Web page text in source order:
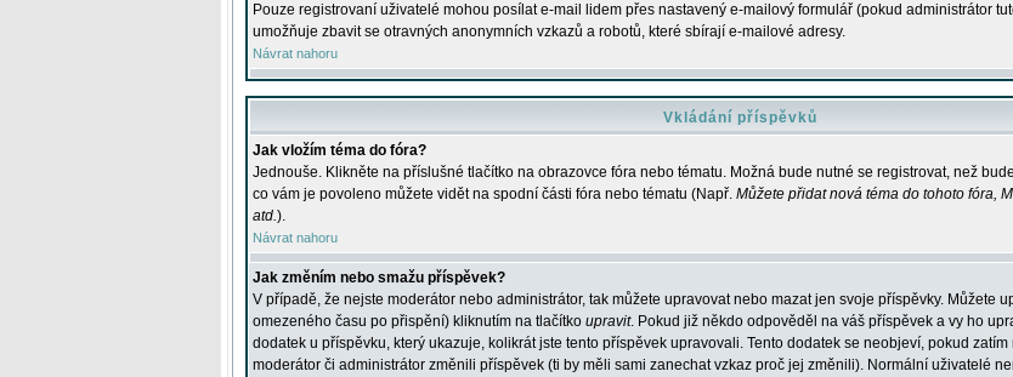
Pouze registrovaní uživatelé mohou posílat e-mail lidem přes nastavený e-mailový formulář (pokud administrátor
umožňuje zbavit se otravných anonymních vzkazů a robotů, které sbírají e-mailové adresy.
Návrat nahoru
Vkládání příspěvků
Jak vložím téma do fóra?
Jednouše. Klikněte na příslušné tlačítko na obrazovce fóra nebo tématu. Možná bude nutné se registrovat, než
co vám je povoleno můžete vidět na spodní části fóra nebo tématu (Např. Můžete přidat nová téma do tohoto fóra,
atd.).
Návrat nahoru
Jak změním nebo smažu příspěvek?
V případě, že nejste moderátor nebo administrátor, tak můžete upravovat nebo mazat jen svoje příspěvky. Můžete
omezeného času po přispění) kliknutím na tlačítko upravit. Pokud již někdo odpověděl na váš příspěvek a vy ho
dodatek u příspěvku, který ukazuje, kolikrát jste tento příspěvek upravovali. Tento dodatek se neobjeví, pokud
moderátor či administrátor změnili příspěvek (ti by měli sami zanechat vzkaz proč jej změnili). Normální uživatelé